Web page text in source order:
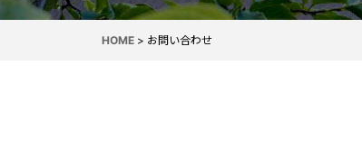
HOME > お問い合わせ